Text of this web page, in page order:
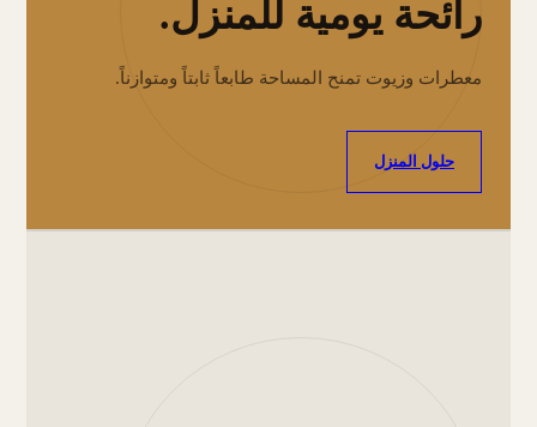
رائحة يومية للمنزل.
معطرات وزيوت تمنح المساحة طابعاً ثابتاً ومتوازناً.
حلول المنزل